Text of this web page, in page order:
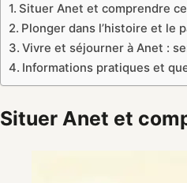
Situer Anet et comprendre
Plonger dans l’histoire et le
Vivre et séjourner à Anet :
Informations pratiques et
Situer Anet et